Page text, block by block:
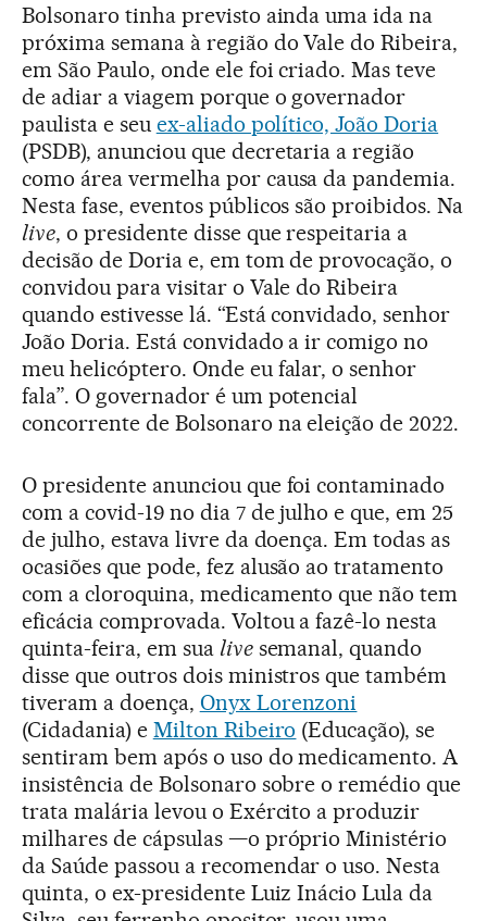
Bolsonaro tinha previsto ainda uma ida na
próxima semana à região do Vale do Ribeira,
em São Paulo, onde ele foi criado. Mas teve
de adiar a viagem porque o governador
paulista e seu ex-aliado político, João Doria
(PSDB), anunciou que decretaria a região
como área vermelha por causa da pandemia.
Nesta fase, eventos públicos são proibidos. Na
live, o presidente disse que respeitaria a
decisão de Doria e, em tom de provocação, o
convidou para visitar o Vale do Ribeira
quando estivesse lá. “Está convidado, senhor
João Doria. Está convidado a ir comigo no
meu helicóptero. Onde eu falar, o senhor
fala”. O governador é um potencial
concorrente de Bolsonaro na eleição de 2022.
O presidente anunciou que foi contaminado
com a covid-19 no dia 7 de julho e que, em 25
de julho, estava livre da doença. Em todas as
ocasiões que pode, fez alusão ao tratamento
com a cloroquina, medicamento que não tem
eficácia comprovada. Voltou a fazê-lo nesta
quinta-feira, em sua livesemanal, quando
disse que outros dois ministros que também
tiveram a doença, Onyx Lorenzoni
(Cidadania) e Milton Ribeiro (Educação), se
sentiram bem após o uso do medicamento. A
insistência de Bolsonaro sobre o remédio que
trata malária levou o Exército a produzir
milhares de cápsulas —o próprio Ministério
da Saúde passou a recomendar o uso. Nesta
quinta, o ex-presidente Luiz Inácio Lula da